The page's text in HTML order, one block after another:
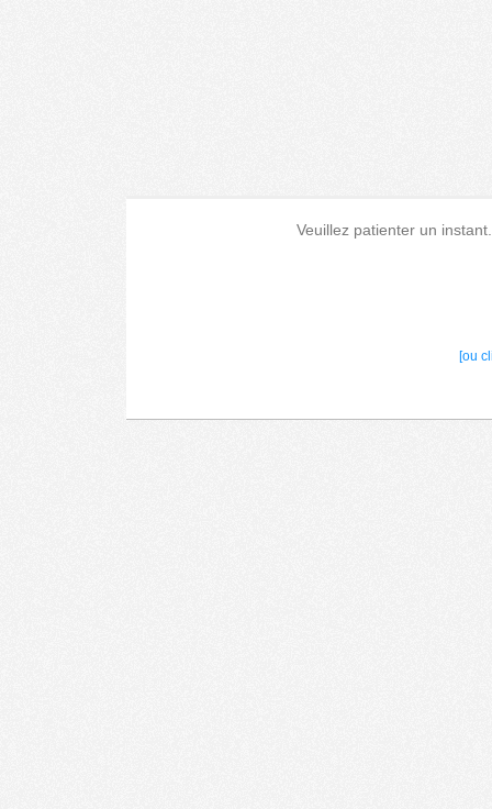
Veuillez patienter un
[ou